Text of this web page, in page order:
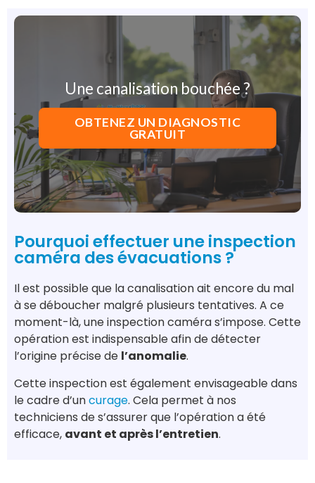
Une canalisation bouchée ?
OBTENEZ UN DIAGNOSTIC
GRATUIT
Pourquoi effectuer une inspection
caméra des évacuations ?
Il est possible que la canalisation ait encore du mal
à se déboucher malgré plusieurs tentatives. A ce
moment-là, une inspection caméra s’impose. Cette
opération est indispensable afin de détecter
l’origine précise de l’anomalie.
Cette inspection est également envisageable dans
le cadre d’uncurage. Cela permet à nos
techniciens de s’assurer que l’opération a été
efficace, avant et après l’entretien.